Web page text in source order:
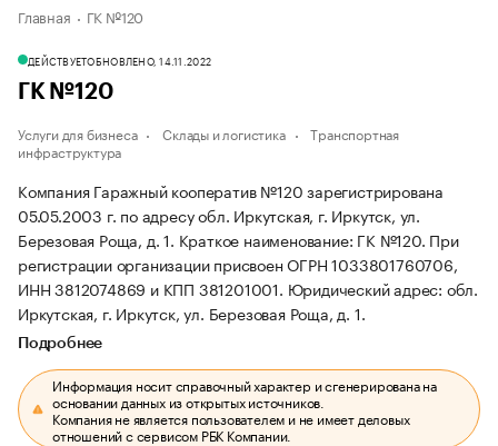
Главная ГК №120
ДЕЙСТВУЕТОБНОВЛЕНО, 14.11.2022
ГК №120
Услуги для бизнеса Склады и логистика
Транспортная
инфраструктура
Компания Гаражный кооператив №120 зарегистрирована
05.05.2003 г. по адресу обл. Иркутская, г. Иркутск, ул.
Березовая Роща, д. 1. Краткое наименование: ГК №120. При
регистрации организации присвоен ОГРН 1033801760706,
ИНН 3812074869 и КПП 381201001. Юридический адрес: обл.
Иркутская, г. Иркутск, ул. Березовая Роща, д. 1.
Подробнее
Информация носит справочный характер и сгенерирована на
основании данных из открытых источников.
Компания не является пользователем и не имеет деловых
отношений с сервисом РБК Компании.